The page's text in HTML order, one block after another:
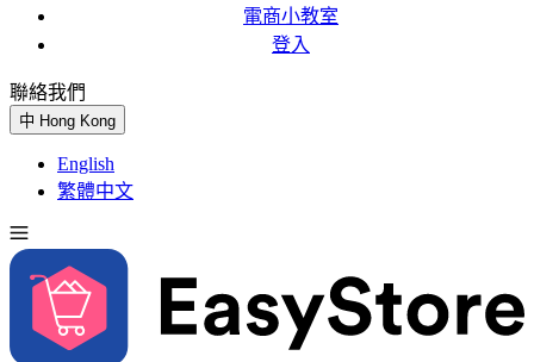
電商小教室
登入
聯絡我們
中 Hong Kong
English
繁體中文